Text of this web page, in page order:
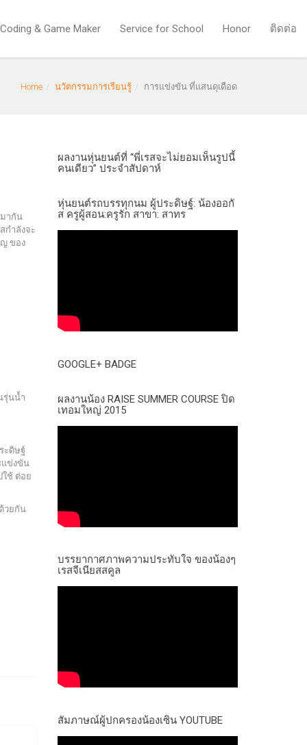
& Game Maker Service for School Honor ติดต่อ
Home นวัตกรรมการเรียนรู้ การแข่งขัน ที่แสนดุเดือด
ากัน
กำลังจะ
ของ
รุ่นน้ำ
ะดิษฐ์
แข่งขัน
ช้ ต่อย
วยกัน
ผลงานหุ่นยนต์ที่ “พี่เรสจะไม่ยอมเห็นรูปนี้
คนเดียว” ประจำสัปดาห์
หุ่นยนต์รถบรรทุกนม ผู้ประดิษฐ์: น้องออกั
ส ครูผู้สอน:ครูรัก สาขา: สาทร
GOOGLE+ BADGE
ผลงานน้อง RAISE SUMMER COURSE ปิด
เทอมใหญ่ 2015
บรรยากาศภาพความประทับใจ ของน้องๆ
เรสจีเนียสสคูล
สัมภาษณ์ผู้ปกครองน้องเซิน YOUTUBE